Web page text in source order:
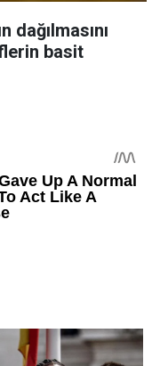
dağılmasını
basit